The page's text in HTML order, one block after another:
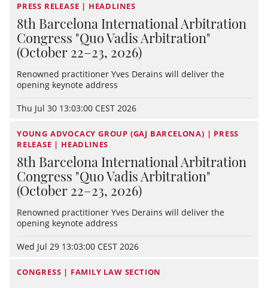
PRESS RELEASE | HEADLINES
8th Barcelona International Arbitration
Congress "Quo Vadis Arbitration"
(October 22–23, 2026)
Renowned practitioner Yves Derains will deliver the
opening keynote address
Thu Jul 30 13:03:00 CEST 2026
YOUNG ADVOCACY GROUP (GAJ BARCELONA) | PRESS
RELEASE | HEADLINES
8th Barcelona International Arbitration
Congress "Quo Vadis Arbitration"
(October 22–23, 2026)
Renowned practitioner Yves Derains will deliver the
opening keynote address
Wed Jul 29 13:03:00 CEST 2026
CONGRESS | FAMILY LAW SECTION